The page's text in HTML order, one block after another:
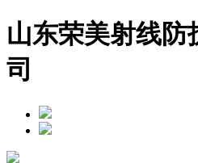
山东荣美射线防
司